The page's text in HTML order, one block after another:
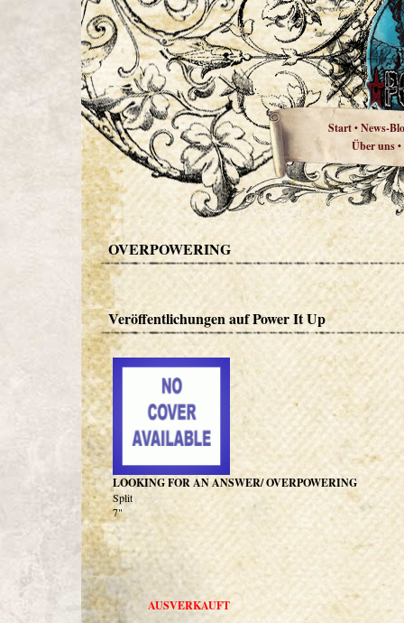
Start•News-
Über uns•
OVERPOWERING
Veröffentlichungen auf Power It Up
LOOKING FOR AN ANSWER/ OVERPOWERING
Split
7"
AUSVERKAUFT